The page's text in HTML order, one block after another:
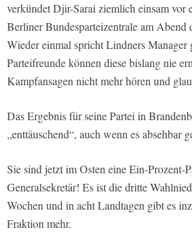
verkündet Djir-Sarai ziemlich einsam vor
Berliner Bundesparteizentrale am Abend
Wieder einmal spricht Lindners Manager
Parteifreunde können diese bislang nie
Kampfansagen nicht mehr hören und
Das Ergebnis für seine Partei in
„enttäuschend“, auch wenn es absehbar
Sie sind jetzt im Osten eine Ein-Prozent-
Generalsekretär! Es ist die dritte
Wochen und in acht Landtagen gibt es
Fraktion mehr.